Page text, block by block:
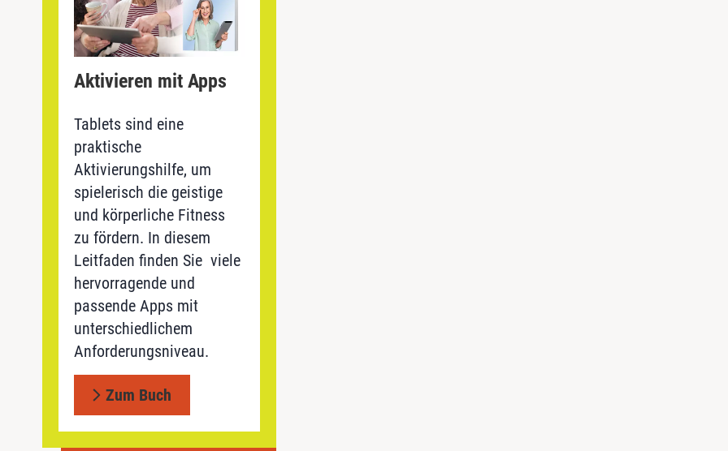
Aktivieren mit Apps
Tablets sind eine
praktische
Aktivierungshilfe, um
spielerisch die geistige
und körperliche Fitness
zu fördern. In diesem
Leitfaden finden Sie viele
hervorragende und
passende Apps mit
unterschiedlichem
Anforderungsniveau.
Zum Buch